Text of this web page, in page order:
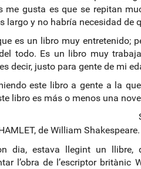
me gusta es que se repitan
largo y no habría necesidad de
es un libro muy entretenido;
todo. Es un libro muy
decir, justo para gente de mi
este libro a gente a la
libro es más o menos una
de William Shakespeare.
dia, estava llegint un llibre,
l’obra de l’escriptor britànic